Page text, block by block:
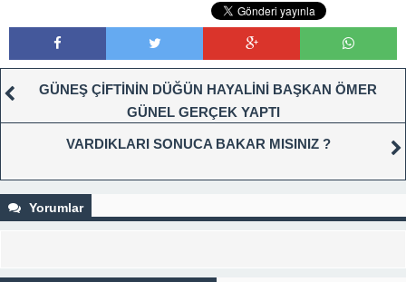
GÜNEŞ ÇİFTİNİN DÜĞÜN HAYALİNİ BAŞKAN ÖMER
GÜNEL GERÇEK YAPTI
VARDIKLARI SONUCA BAKAR MISINIZ ?
Yorumlar